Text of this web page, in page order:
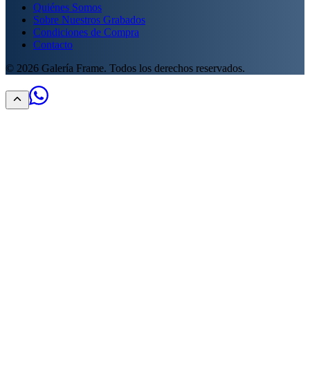
Quiénes Somos
Sobre Nuestros Grabados
Condiciones de Compra
Contacto
© 2026 Galería Frame. Todos los derechos reservados.